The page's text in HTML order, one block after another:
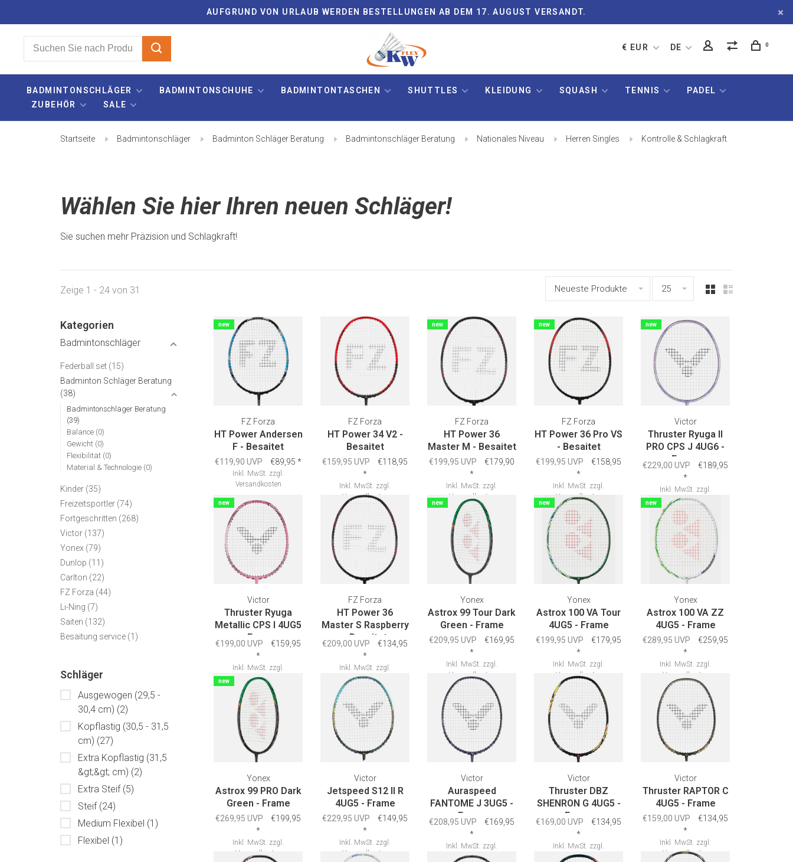
AUFGRUND VON URLAUB WERDEN BESTELLUNGEN AB DEM 17. AUGUST VERSANDT.
€ EUR DE 0
BADMINTONSCHLÄGER BADMINTONSCHUHE BADMINTONTASCHEN SHUTTLES KLEIDUNG SQUASH TENNIS
PADEL
ZUBEHÖR
SALE
Startseite Badmintonschläger Badminton Schläger Beratung Badmintonschläger Beratung Nationales Niveau Herren Singles Kontrolle & Schlagkraft
Wählen Sie hier Ihren neuen Schläger!
Sie suchen mehr Präzision und Schlagkraft!
Zeige 1 - 24 von 31 Neueste Produkte 25
Kategorien
Badmintonschläger
Federball set (15)
Badminton Schläger Beratung
(38)
Badmintonschläger Beratung
(39)
Balance (0)
Gewicht (0)
Flexibilität (0)
Material & Technologie (0)
Kinder (35)
Freizeitsportler (74)
Fortgeschritten (268)
Victor (137)
Yonex (79)
Dunlop (11)
Carlton (22)
FZ Forza (44)
Li-Ning (7)
Saiten (132)
Besaitung service (1)
Schläger
Ausgewogen (29,5 -
30,4 cm) (2)
Kopflastig (30,5 - 31,5
cm) (27)
Extra Kopflastig (31,5
&gt;&gt; cm) (2)
Extra Steif (5)
Steif (24)
Medium Flexibel (1)
Flexibel (1)
new
FZ Forza
HT Power Andersen
F - Besaitet
€119,90 UVP €89,95 *
Inkl. MwSt. zzgl.
Versandkosten
FZ Forza
HT Power 34 V2 -
Besaitet
€159,95 UVP
€118,95
*
Inkl. MwSt. zzgl.
Versandkosten
new
FZ Forza
HT Power 36
Master M - Besaitet
€199,95 UVP
€179,90
*
Inkl. MwSt. zzgl.
Versandkosten
new
FZ Forza
HT Power 36 Pro VS
- Besaitet
€199,95 UVP
€158,95
*
Inkl. MwSt. zzgl.
Versandkosten
new
Victor
Thruster Ryuga II
PRO CPS J 4UG6 -
Frame
€229,00 UVP
€189,95
*
Inkl. MwSt. zzgl.
Versandkosten
new
Victor
Thruster Ryuga
Metallic CPS I 4UG5
- Frame
€199,00 UVP
€159,95
*
Inkl. MwSt. zzgl.
Versandkosten
FZ Forza
HT Power 36
Master S Raspberry
- Besaitet
€209,00 UVP
€134,95
*
Inkl. MwSt. zzgl.
Versandkosten
new
Yonex
Astrox 99 Tour Dark
Green - Frame
€209,95 UVP
€169,95
*
Inkl. MwSt. zzgl.
Versandkosten
new
Yonex
Astrox 100 VA Tour
4UG5 - Frame
€199,95 UVP
€179,95
*
Inkl. MwSt. zzgl.
Versandkosten
new
Yonex
Astrox 100 VA ZZ
4UG5 - Frame
€289,95 UVP
€259,95
*
Inkl. MwSt. zzgl.
Versandkosten
new
Yonex
Astrox 99 PRO Dark
Green - Frame
€269,95 UVP
€199,95
*
Inkl. MwSt. zzgl.
Versandkosten
Victor
Jetspeed S12 II R
4UG5 - Frame
€229,95 UVP
€149,95
*
Inkl. MwSt. zzgl.
Versandkosten
Victor
Auraspeed
FANTOME J 3UG5 -
Frame
€208,95 UVP
€169,95
*
Inkl. MwSt. zzgl.
Versandkosten
Victor
Thruster DBZ
SHENRON G 4UG5 -
Frame
€169,00 UVP
€134,95
*
Inkl. MwSt. zzgl.
Versandkosten
Victor
Thruster RAPTOR C
4UG5 - Frame
€159,00 UVP
€134,95
*
Inkl. MwSt. zzgl.
Versandkosten